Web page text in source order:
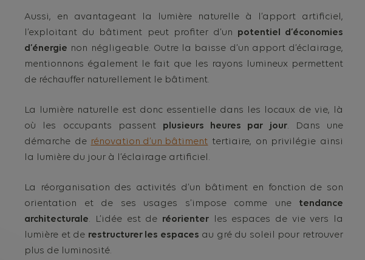
Aussi, en avantageant la lumière naturelle à l’apport artificiel,
l’exploitant du bâtiment peut profiter d’un potentiel d’économies
d’énergie non négligeable. Outre la baisse d’un apport d’éclairage,
mentionnons également le fait que les rayons lumineux permettent
de réchauffer naturellement le bâtiment.
La lumière naturelle est donc essentielle dans les locaux de vie, là
où les occupants passent plusieurs heures par jour. Dans une
démarche de rénovation d’un bâtiment tertiaire, on privilégie ainsi
la lumière du jour à l’éclairage artificiel.
La réorganisation des activités d’un bâtiment en fonction de son
orientation et de ses usages s’impose comme une tendance
architecturale. L’idée est de réorienterles espaces de vie vers la
lumière et de restructurer les espaces au gré du soleil pour retrouver
plus de luminosité.